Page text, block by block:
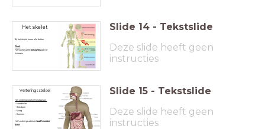
Het skelet
Bij het skelet horen alle botten.
Taak:
Het skelet geeftstevigheidaan je
lichaam.
Slide 14 - Tekstslide
Deze slide heeft geen
instructies
Verteringsstelsel
Het verteringsstelsel bestaat uit:
- Mondholte
- Slokdarm
- Maag
- Darmen
Het verteringsstelselmaakt voedsel
klein.
Slide 15 - Tekstslide
Deze slide heeft geen
instructies